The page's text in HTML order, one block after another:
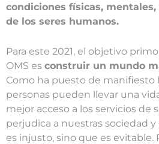
condiciones físicas,
de los seres humanos.
Para este 2021, el objetivo
OMS es construir un mundo
Como ha puesto de manifiesto
personas pueden llevar una
mejor acceso a los servicios de
perjudica a nuestras sociedad
es injusto, sino que es evitable.